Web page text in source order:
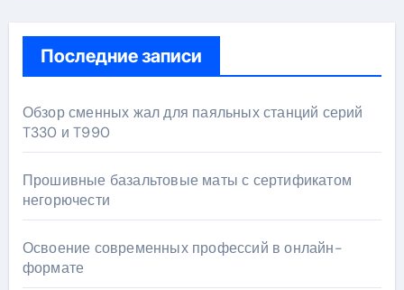
Последние записи
Обзор сменных жал для паяльных станций серий
T330 и T990
Прошивные базальтовые маты с сертификатом
негорючести
Освоение современных профессий в онлайн-
формате